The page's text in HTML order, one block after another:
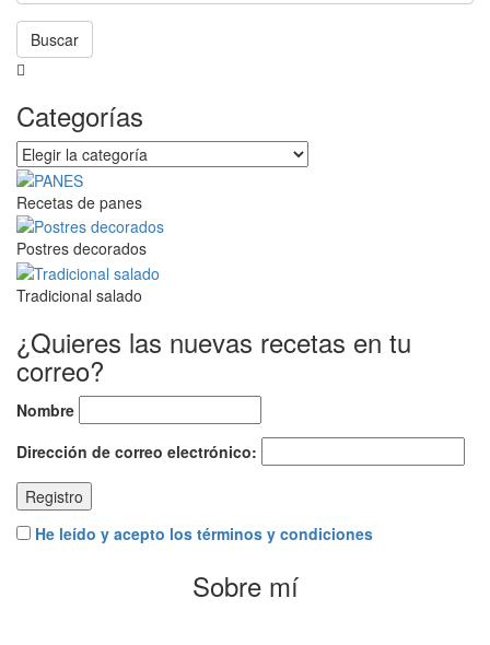
Buscar
está
en
progreso
Categorías
Categorías
Recetas de panes
Postres decorados
Tradicional salado
¿Quieres las nuevas recetas en tu
correo?
Nombre
Dirección de correo electrónico:
He leído y acepto los términos y condiciones
Sobre mí